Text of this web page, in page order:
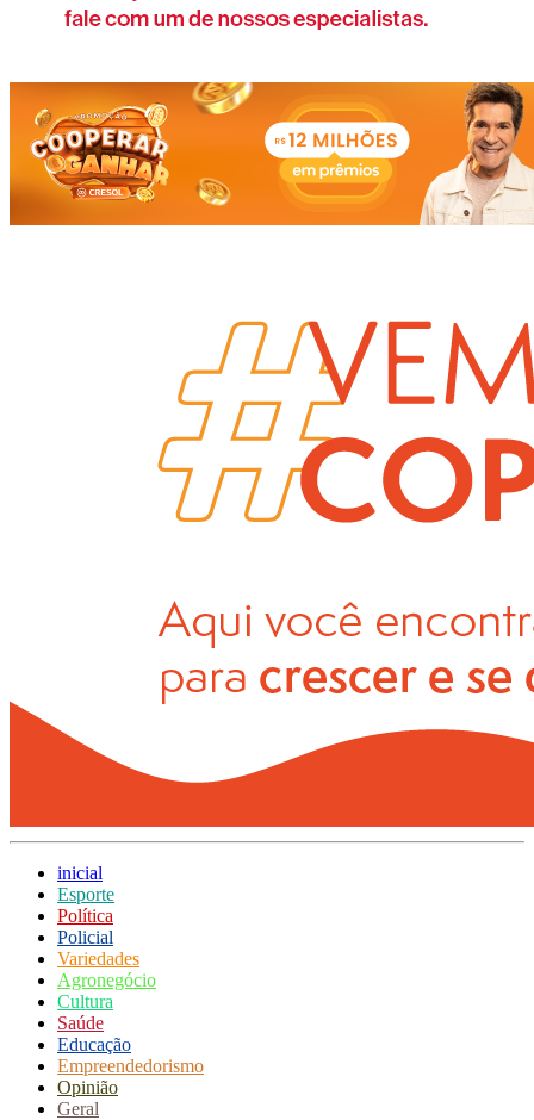
inicial
Esporte
Política
Policial
Variedades
Agronegócio
Cultura
Saúde
Educação
Empreendedorismo
Opinião
Geral